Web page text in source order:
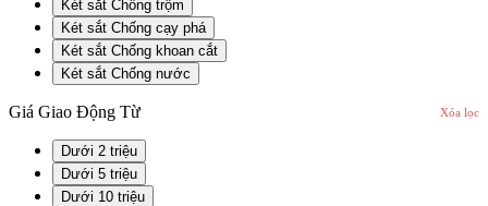
Két sắt Chống trộm
Két sắt Chống cạy phá
Két sắt Chống khoan cắt
Két sắt Chống nước
Giá Giao Động Từ Xóa lọc
Dưới 2 triệu
Dưới 5 triệu
Dưới 10 triệu